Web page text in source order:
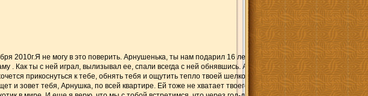
2010г.Я не могу в это поверить. Арнушенька, ты нам подарил 16 лет и 7 месяцев счастья.
. Как ты с ней играл, вылизывал ее, спали всегда с ней обнявшись. Арнушенька, ты мой золотой
прикоснуться к тебе, обнять тебя и ощутить тепло твоей шелковой шерстки. Ты всегда был
зовет тебя, Арнушка, по всей квартире. Ей тоже не хватает твоего тепла. Нам всем не хватает